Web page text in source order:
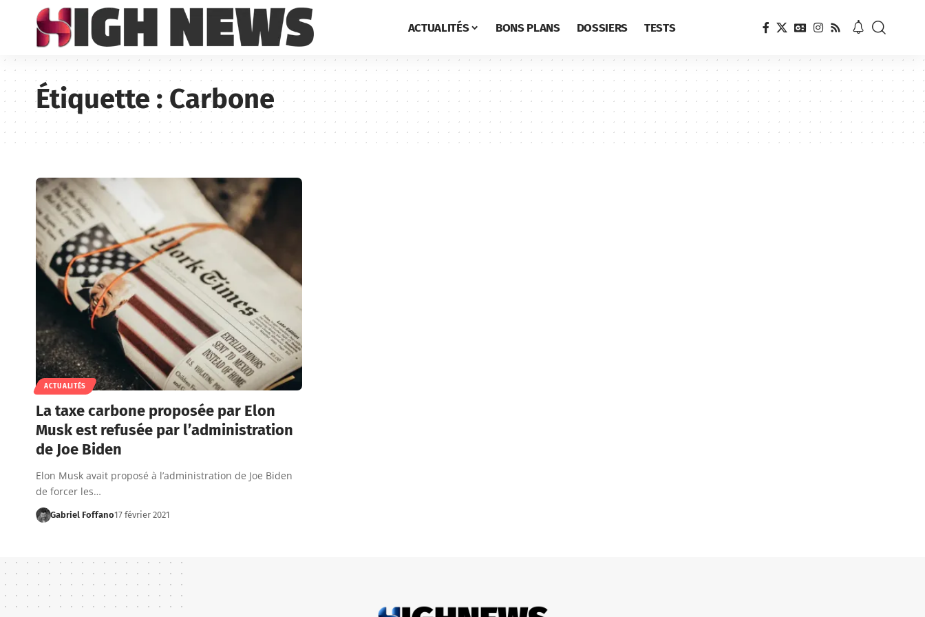
ACTUALITÉS BONS PLANS DOSSIERS TESTS
Étiquette : Carbone
ACTUALITÉS
La taxe carbone proposée par Elon
Musk est refusée par l’administration
de Joe Biden
Elon Musk avait proposé à l’administration de Joe Biden
de forcer les…
Gabriel Foffano17 février 2021